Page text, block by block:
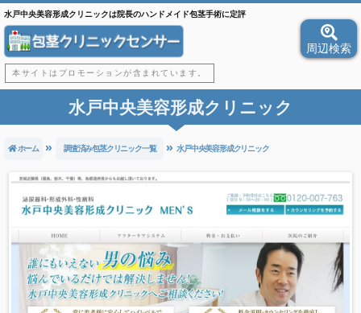
水戸中央美容形成クリニックは院長のハンドメイド包茎手術に定評
本サイトはプロモーションが含まれています。
周辺検索
水戸中央美容形成クリニック
ホーム 調査済み包茎クリニック一覧 水戸中央美容形成クリニック